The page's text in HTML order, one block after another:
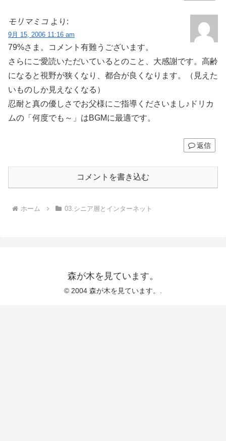
モリマミコ より:
9月 15, 2006 11:16 am
79%さま。コメント有難うございます。
さらにご愛読いただいているとのこと、大感謝です。高齢
になると視野が狭くなり、都合が良くなります。（見えた
いものしか見えなくなる）
忍耐と真の優しさでお父様にご指導くださいまし♪ドリカ
ムの「何度でも～」はBGMに最適です。
返信
コメントを書き込む
ホーム 03.シニア層とインターネット
森が木を見ています。
© 2004 森が木を見ています。.